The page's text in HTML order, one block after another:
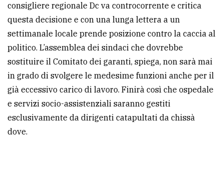
consigliere regionale Dc va controcorrente e critica
questa decisione e con una lunga lettera a un
settimanale locale prende posizione contro la caccia al
politico. L’assemblea dei sindaci che dovrebbe
sostituire il Comitato dei garanti, spiega, non sarà mai
in grado di svolgere le medesime funzioni anche per il
già eccessivo carico di lavoro. Finirà così che ospedale
e servizi socio-assistenziali saranno gestiti
esclusivamente da dirigenti catapultati da chissà
dove.